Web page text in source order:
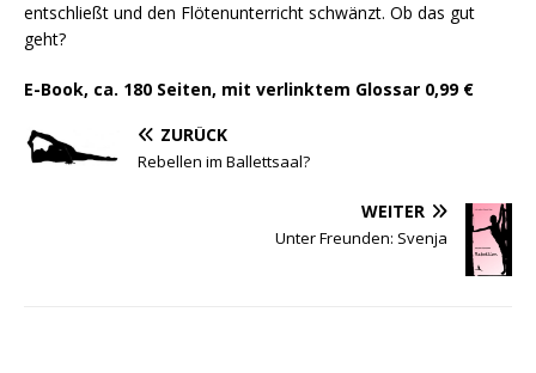
entschließt und den Flötenunterricht schwänzt. Ob das gut
geht?
E-Book, ca. 180 Seiten, mit verlinktem Glossar 0,99 €
ZURÜCK
Rebellen im Ballettsaal?
WEITER
Unter Freunden: Svenja